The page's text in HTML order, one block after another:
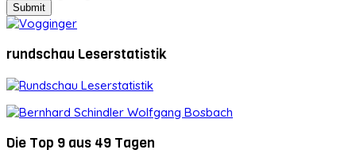
rundschau Leserstatistik
Die Top 9 aus 49 Tagen